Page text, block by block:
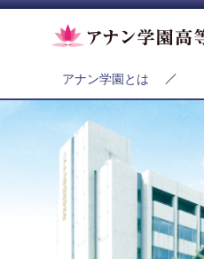
アナン学園とは